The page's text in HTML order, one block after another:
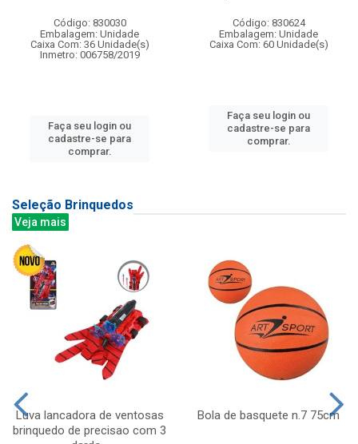
Código: 830030
Embalagem: Unidade
Caixa Com: 36 Unidade(s)
Inmetro: 006758/2019
Faça seu login ou
cadastre-se para
comprar.
Código: 830624
Embalagem: Unidade
Caixa Com: 60 Unidade(s)
Faça seu login ou
cadastre-se para
comprar.
Seleção Brinquedos
Veja mais
Luva lancadora de ventosas
brinquedo de precisao com 3
Bola de basquete n.7 75cm